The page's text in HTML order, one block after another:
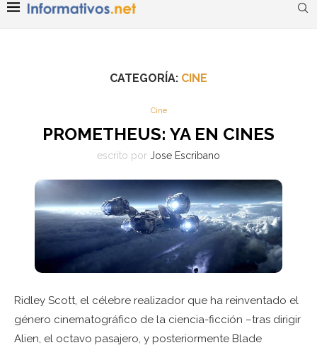
CATEGORÍA: CINE
Cine
PROMETHEUS: YA EN CINES
escrito por Jose Escribano
Ridley Scott, el célebre realizador que ha reinventado el
género cinematográfico de la ciencia-ficción –tras dirigir
Alien, el octavo pasajero, y posteriormente Blade